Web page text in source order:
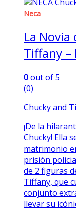
Neca
La Novia
Tiffany –
0out of 5
(0)
Chucky and
¡De la
Chucky! Ella
matrimonio
prisión
de 2 figuras
Tiffany, que
conjunto
llevar su